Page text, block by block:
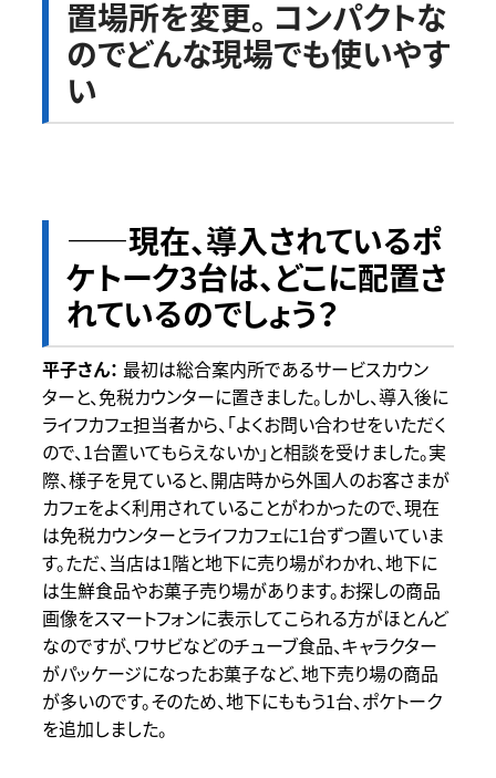
置場所を変更。 コンパクトな
のでどんな現場でも使いやす
い
――現在、導入されているポ
ケトーク3台は、どこに配置さ
れているのでしょう？
最初は総合案内所であるサービスカウン
ターと、免税カウンターに置きました。しかし、導入後に
ライフカフェ担当者から、「よくお問い合わせをいただく
ので、1台置いてもらえないか」と相談を受けました。実
際、様子を見ていると、開店時から外国人のお客さまが
カフェをよく利用されていることがわかったので、現在
は免税カウンターとライフカフェに1台ずつ置いていま
す。ただ、当店は1階と地下に売り場がわかれ、地下に
は生鮮食品やお菓子売り場があります。お探しの商品
画像をスマートフォンに表示してこられる方がほとんど
なのですが、ワサビなどのチューブ食品、キャラクター
がパッケージになったお菓子など、地下売り場の商品
が多いのです。そのため、地下にももう1台、ポケトーク
を追加しました。